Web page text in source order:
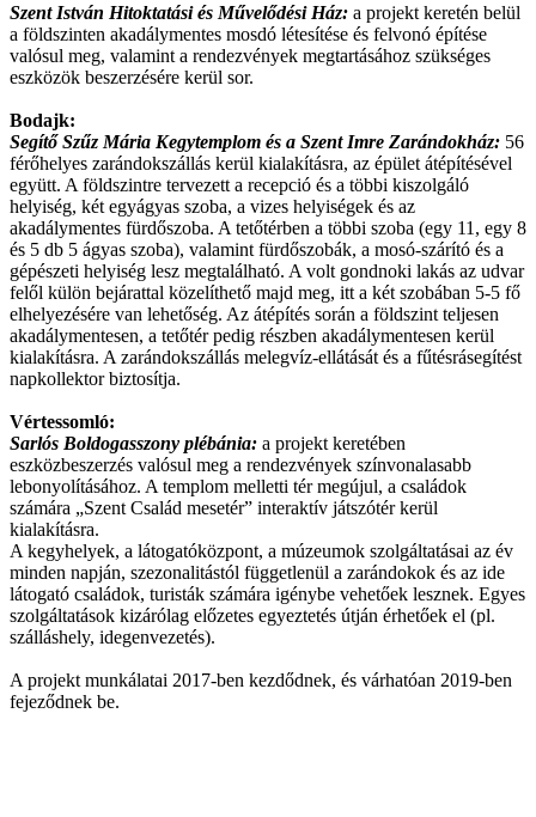
Szent István Hitoktatási és Művelődési Ház: a projekt keretén belül
a földszinten akadálymentes mosdó létesítése és felvonó építése
valósul meg, valamint a rendezvények megtartásához szükséges
eszközök beszerzésére kerül sor.
Bodajk:
Segítő Szűz Mária Kegytemplom és a Szent Imre Zarándokház: 56
férőhelyes zarándokszállás kerül kialakításra, az épület átépítésével
együtt. A földszintre tervezett a recepció és a többi kiszolgáló
helyiség, két egyágyas szoba, a vizes helyiségek és az
akadálymentes fürdőszoba. A tetőtérben a többi szoba (egy 11, egy 8
és 5 db 5 ágyas szoba), valamint fürdőszobák, a mosó-szárító és a
gépészeti helyiség lesz megtalálható. A volt gondnoki lakás az udvar
felől külön bejárattal közelíthető majd meg, itt a két szobában 5-5 fő
elhelyezésére van lehetőség. Az átépítés során a földszint teljesen
akadálymentesen, a tetőtér pedig részben akadálymentesen kerül
kialakításra. A zarándokszállás melegvíz-ellátását és a fűtésrásegítést
napkollektor biztosítja.
Vértessomló:
Sarlós Boldogasszony plébánia: a projekt keretében
eszközbeszerzés valósul meg a rendezvények színvonalasabb
lebonyolításához. A templom melletti tér megújul, a családok
számára „Szent Család mesetér” interaktív játszótér kerül
kialakításra.
A kegyhelyek, a látogatóközpont, a múzeumok szolgáltatásai az év
minden napján, szezonalitástól függetlenül a zarándokok és az ide
látogató családok, turisták számára igénybe vehetőek lesznek. Egyes
szolgáltatások kizárólag előzetes egyeztetés útján érhetőek el (pl.
szálláshely, idegenvezetés).
A projekt munkálatai 2017-ben kezdődnek, és várhatóan 2019-ben
fejeződnek be.